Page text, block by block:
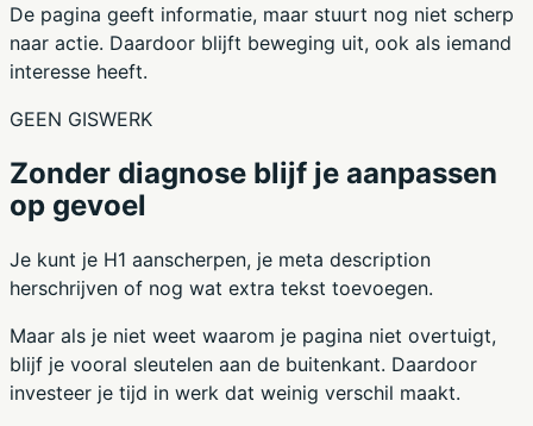
De pagina geeft informatie, maar stuurt nog niet scherp
naar actie. Daardoor blijft beweging uit, ook als iemand
interesse heeft.
GEEN GISWERK
Zonder diagnose blijf je aanpassen
op gevoel
Je kunt je H1 aanscherpen, je meta description
herschrijven of nog wat extra tekst toevoegen.
Maar als je niet weet waarom je pagina niet overtuigt,
blijf je vooral sleutelen aan de buitenkant. Daardoor
investeer je tijd in werk dat weinig verschil maakt.